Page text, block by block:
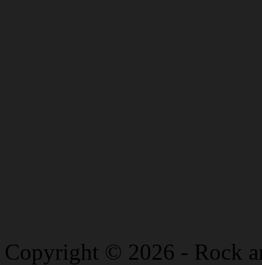
Copyright © 2026 - Rock